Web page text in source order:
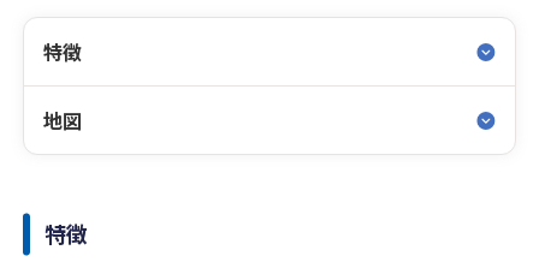
特徴
地図
特徴